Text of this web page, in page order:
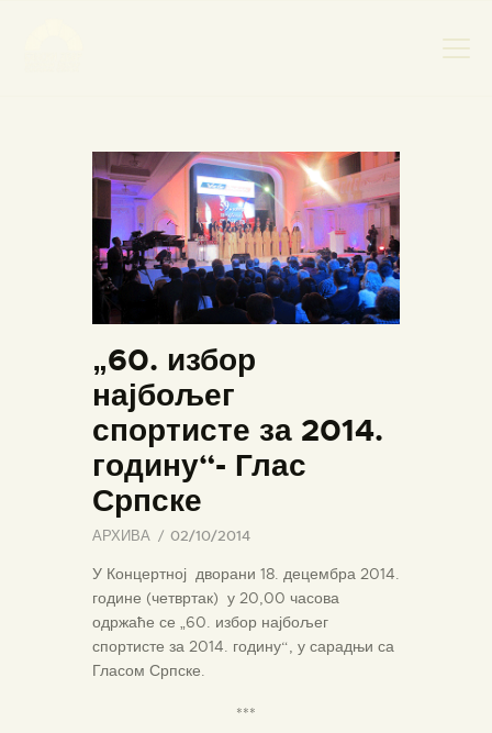
НАСЛОВНА
НОВОСТИ
НАЈАВА ДОГАЂАЈА
БАНСКИ ДВОР
ФОТОГРАФИЈЕ
ВИДЕО
КОНТАКТ
„60. избор
најбољег
спортисте за 2014.
годину“- Глас
Српске
АРХИВА 02/10/2014
У Концертној дворани 18. децембра 2014.
године (четвртак) у 20,00 часова
одржаће се „60. избор најбољег
спортисте за 2014. годину“, у сарадњи са
Гласом Српске.
***